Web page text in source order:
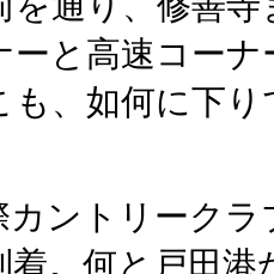
ーと高速コー
も、如何に下
ントリークラ
着。何と戸田